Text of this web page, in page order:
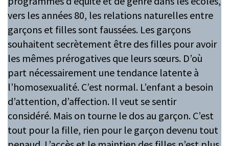
vers les années 80, les relations naturelles entre
garçons et filles sont faussées. Les garçons
souhaitent secrètement être des filles pour avoir
les mêmes prérogatives que leurs sœurs. D’où
part nécessairement une tendance latente à
l’homosexualité. C’est normal. L’enfant a besoin
d’attention, d’affection. Il veut se sentir
considéré. Mais on tourne le dos au garçon. C’est
tout pour la fille, rien pour le garçon devenu tout